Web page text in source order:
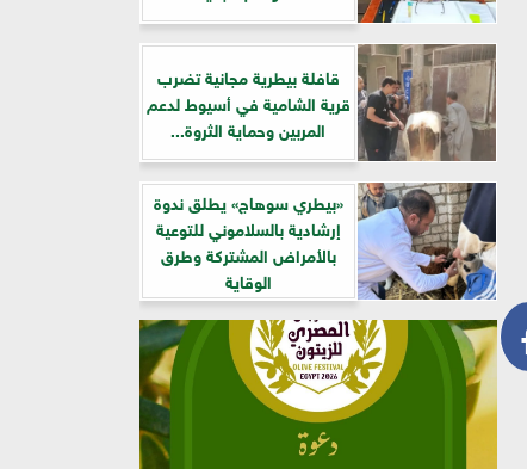
قافلة بيطرية مجانية تضرب
قرية الشامية في أسيوط لدعم
المربين وحماية الثروة...
«بيطري سوهاج» يطلق ندوة
إرشادية بالسلاموني للتوعية
بالأمراض المشتركة وطرق
الوقاية